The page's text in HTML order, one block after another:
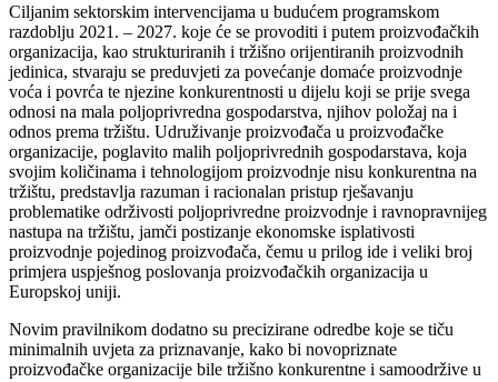
Ciljanim sektorskim intervencijama u budućem programskom
razdoblju 2021. – 2027. koje će se provoditi i putem proizvođačkih
organizacija, kao strukturiranih i tržišno orijentiranih proizvodnih
jedinica, stvaraju se preduvjeti za povećanje domaće proizvodnje
voća i povrća te njezine konkurentnosti u dijelu koji se prije svega
odnosi na mala poljoprivredna gospodarstva, njihov položaj na i
odnos prema tržištu. Udruživanje proizvođača u proizvođačke
organizacije, poglavito malih poljoprivrednih gospodarstava, koja
svojim količinama i tehnologijom proizvodnje nisu konkurentna na
tržištu, predstavlja razuman i racionalan pristup rješavanju
problematike održivosti poljoprivredne proizvodnje i ravnopravnijeg
nastupa na tržištu, jamči postizanje ekonomske isplativosti
proizvodnje pojedinog proizvođača, čemu u prilog ide i veliki broj
primjera uspješnog poslovanja proizvođačkih organizacija u
Europskoj uniji.
Novim pravilnikom dodatno su precizirane odredbe koje se tiču
minimalnih uvjeta za priznavanje, kako bi novopriznate
proizvođačke organizacije bile tržišno konkurentne i samoodržive u